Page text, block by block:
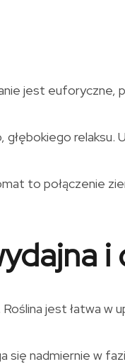
jest
to połączenie
jest łatwa w
nadmiernie w